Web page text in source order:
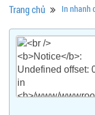
Trang chủ In nhanh